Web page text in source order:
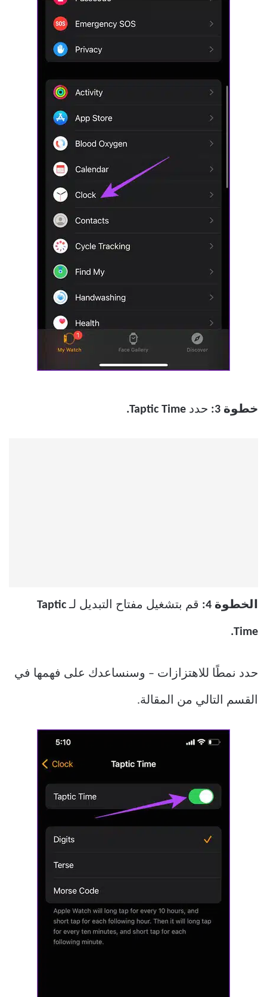
خطوة 3: حدد Taptic Time
.
الخطوة 4: قم بتشغيل مفتاح التبديل لـ Taptic
Time.
حدد نمطًا للاهتزازات – وسنساعدك على فهمها في
القسم التالي من المقالة.